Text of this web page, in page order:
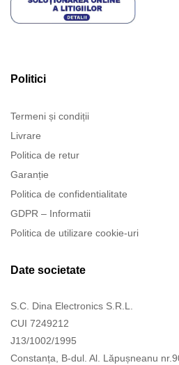
Politici
Termeni și condiții
Livrare
Politica de retur
Garanție
Politica de confidentialitate
GDPR – Informatii
Politica de utilizare cookie-uri
Date societate
S.C. Dina Electronics S.R.L.
CUI 7249212
J13/1002/1995
Constanța, B-dul. Al. Lăpușneanu